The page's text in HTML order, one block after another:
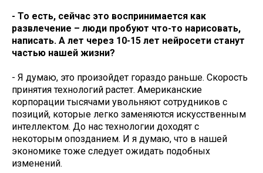
- То есть, сейчас это воспринимается как
развлечение – люди пробуют что-то нарисовать,
написать. А лет через 10-15 лет нейросети станут
частью нашей жизни?
- Я думаю, это произойдет гораздо раньше. Скорость
принятия технологий растет. Американские
корпорации тысячами увольняют сотрудников с
позиций, которые легко заменяются искусственным
интеллектом. До нас технологии доходят с
некоторым опозданием. И я думаю, что в нашей
экономике тоже следует ожидать подобных
изменений.